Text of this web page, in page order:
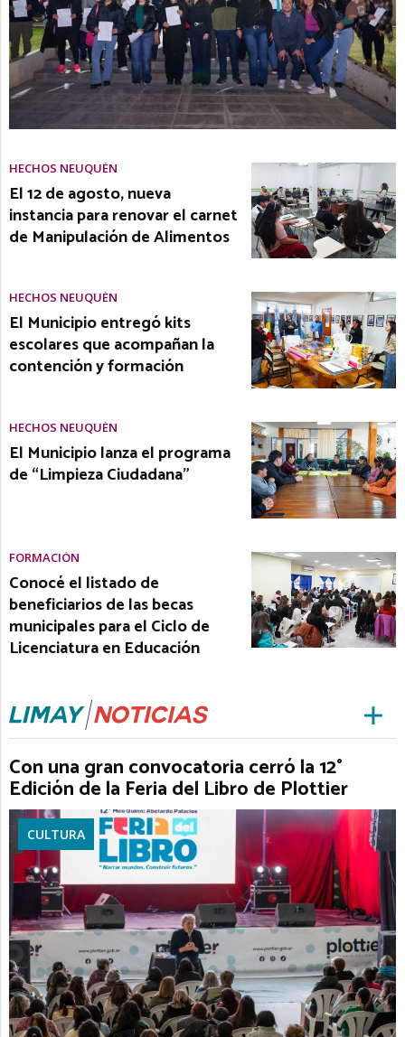
HECHOS NEUQUÉN
El 12 de agosto, nueva
instancia para renovar el carnet
de Manipulación de Alimentos
HECHOS NEUQUÉN
El Municipio entregó kits
escolares que acompañan la
contención y formación
HECHOS NEUQUÉN
El Municipio lanza el programa
de “Limpieza Ciudadana”
FORMACIÓN
Conocé el listado de
beneficiarios de las becas
municipales para el Ciclo de
Licenciatura en Educación
Con una gran convocatoria cerró la 12°
Edición de la Feria del Libro de Plottier
CULTURA